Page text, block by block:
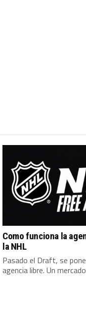
Como funciona la
la NHL
Pasado el Draft, se
agencia libre. Un